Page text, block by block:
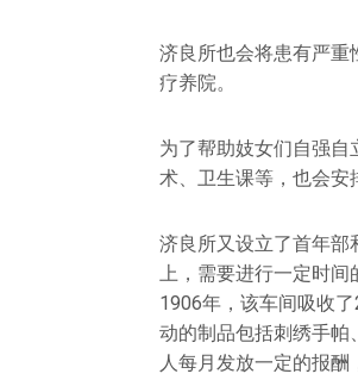
济良所也会将患有严重
疗养院。
为了帮助妓女们自强
术、卫生课等，也会安
济良所又设立了首年部
上，需要进行一定时
1906年，该车间吸收
动的制品包括刺绣手帕
人每月发放一定的报酬